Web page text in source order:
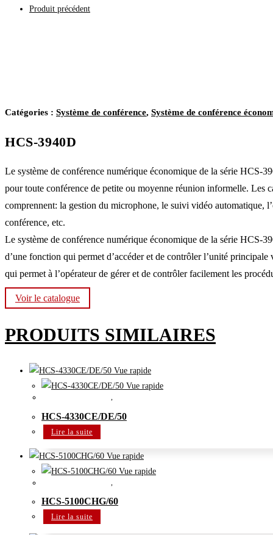
Produit précédent
Catégories : Système de conférence, Système de conférence
HCS-3940D
Le système de conférence numérique économique de la série HCS-
pour toute conférence de petite ou moyenne réunion informelle. Les
comprennent: la gestion du microphone, le suivi vidéo automatique,
conférence, etc.
Le système de conférence numérique économique de la série HCS-
d’une fonction qui permet d’accéder et de contrôler l’unité
qui permet à l’opérateur de gérer et de contrôler facilement les
Voir le catalogue
PRODUITS SIMILAIRES
Vue rapide
Vue rapide
,
HCS-4330CE/DE/50
Lire la suite
Vue rapide
Vue rapide
HCS-5100CHG/60
Lire la suite